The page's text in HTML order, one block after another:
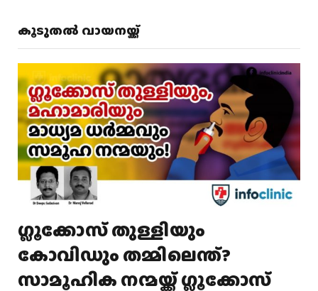
കൂടുതൽ വായനയ്ക്ക്
ഗ്ലൂക്കോസ് തുള്ളിയും
കോവിഡും തമ്മിലെന്ത്?
സാമൂഹിക നന്മയ്ക്ക് ഗ്ലൂക്കോസ്